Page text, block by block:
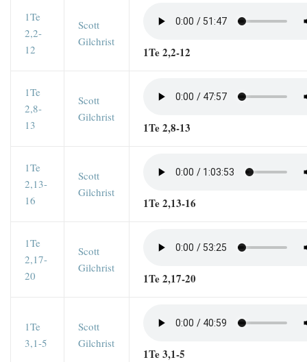
1Te
2,2-
12
Scott
Gilchrist
1Te 2,2-12
1Te
2,8-
13
Scott
Gilchrist
1Te 2,8-13
1Te
2,13-
16
Scott
Gilchrist
1Te 2,13-16
1Te
2,17-
20
Scott
Gilchrist
1Te 2,17-20
1Te
3,1-5
Scott
Gilchrist
1Te 3,1-5